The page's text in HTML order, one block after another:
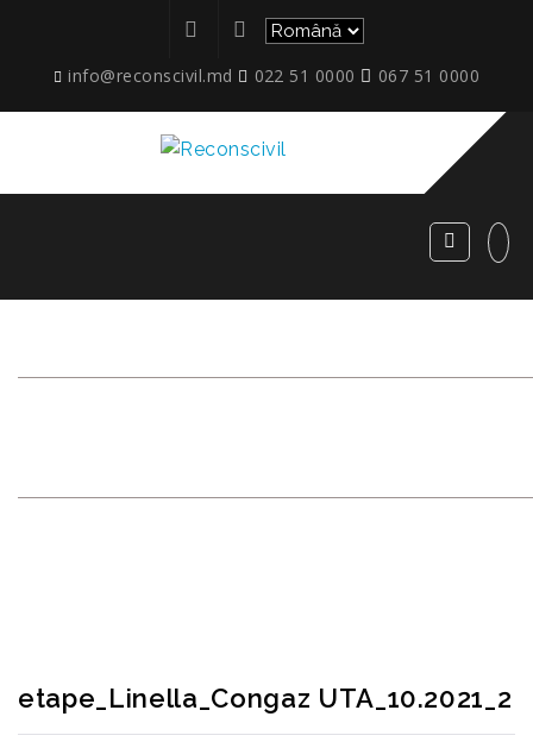
info@reconscivil.md 022 51 0000 067 51 0000
etape_Linella_Congaz UTA_10.2021_2